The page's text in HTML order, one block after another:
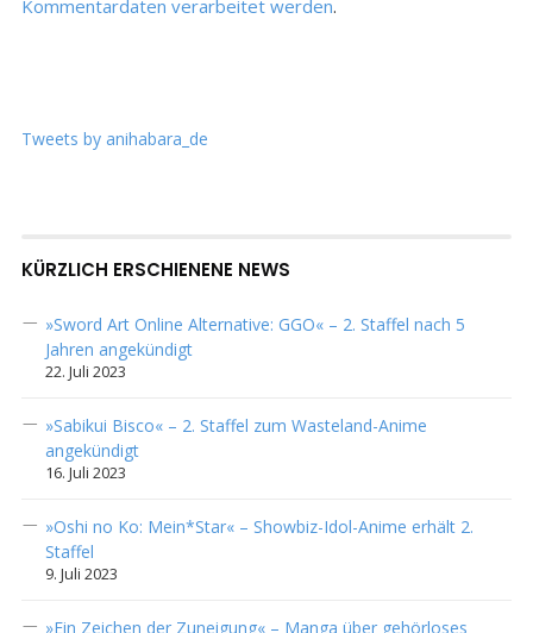
Kommentardaten verarbeitet werden.
Tweets by anihabara_de
KÜRZLICH ERSCHIENENE NEWS
»Sword Art Online Alternative: GGO« – 2. Staffel nach 5
Jahren angekündigt
22. Juli 2023
»Sabikui Bisco« – 2. Staffel zum Wasteland-Anime
angekündigt
16. Juli 2023
»Oshi no Ko: Mein*Star« – Showbiz-Idol-Anime erhält 2.
Staffel
9. Juli 2023
»Ein Zeichen der Zuneigung« – Manga über gehörloses